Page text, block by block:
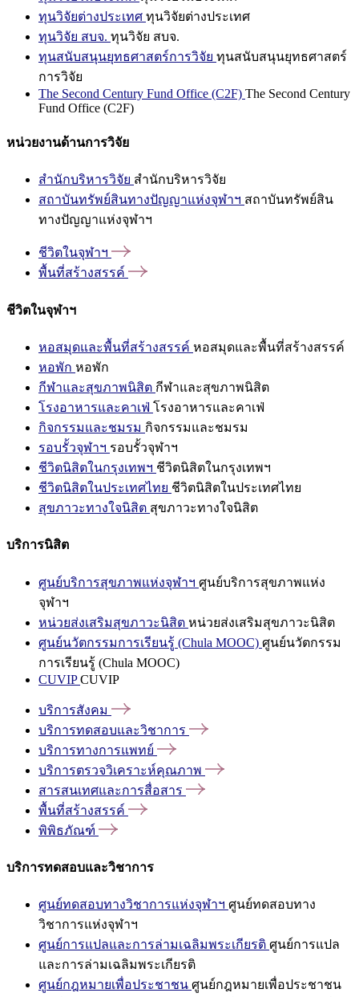
ทุนวิจัยต่างประเทศ ทุนวิจัยต่างประเทศ
ทุนวิจัย สบจ. ทุนวิจัย สบจ.
ทุนสนับสนุนยุทธศาสตร์การวิจัย ทุนสนับสนุนยุทธศาสตร์
การวิจัย
The Second Century Fund Office (C2F) The Second Century
Fund Office (C2F)
หน่วยงานด้านการวิจัย
สำนักบริหารวิจัย สำนักบริหารวิจัย
สถาบันทรัพย์สินทางปัญญาแห่งจุฬาฯ สถาบันทรัพย์สิน
ทางปัญญาแห่งจุฬาฯ
ชีวิตในจุฬาฯ
พื้นที่สร้างสรรค์
ชีวิตในจุฬาฯ
หอสมุดและพื้นที่สร้างสรรค์ หอสมุดและพื้นที่สร้างสรรค์
หอพัก หอพัก
กีฬาและสุขภาพนิสิต กีฬาและสุขภาพนิสิต
โรงอาหารและคาเฟ่ โรงอาหารและคาเฟ่
กิจกรรมและชมรม กิจกรรมและชมรม
รอบรั้วจุฬาฯ รอบรั้วจุฬาฯ
ชีวิตนิสิตในกรุงเทพฯ ชีวิตนิสิตในกรุงเทพฯ
ชีวิตนิสิตในประเทศไทย ชีวิตนิสิตในประเทศไทย
สุขภาวะทางใจนิสิต สุขภาวะทางใจนิสิต
บริการนิสิต
ศูนย์บริการสุขภาพแห่งจุฬาฯ ศูนย์บริการสุขภาพแห่ง
จุฬาฯ
หน่วยส่งเสริมสุขภาวะนิสิต หน่วยส่งเสริมสุขภาวะนิสิต
ศูนย์นวัตกรรมการเรียนรู้ (Chula MOOC) ศูนย์นวัตกรรม
การเรียนรู้ (Chula MOOC)
CUVIPCUVIP
บริการสังคม
บริการทดสอบและวิชาการ
บริการทางการแพทย์
บริการตรวจวิเคราะห์คุณภาพ
สารสนเทศและการสื่อสาร
พื้นที่สร้างสรรค์
พิพิธภัณฑ์
บริการทดสอบและวิชาการ
ศูนย์ทดสอบทางวิชาการแห่งจุฬาฯ ศูนย์ทดสอบทาง
วิชาการแห่งจุฬาฯ
ศูนย์การแปลและการล่ามเฉลิมพระเกียรติ ศูนย์การแปล
และการล่ามเฉลิมพระเกียรติ
ศูนย์กฎหมายเพื่อประชาชน ศูนย์กฎหมายเพื่อประชาชน